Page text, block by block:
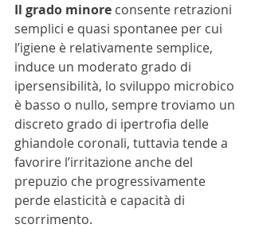
Il grado minore consente retrazioni
semplici e quasi spontanee per cui
l’igiene è relativamente semplice,
induce un moderato grado di
ipersensibilità, lo sviluppo microbico
è basso o nullo, sempre troviamo un
discreto grado di ipertrofia delle
ghiandole coronali, tuttavia tende a
favorire l’irritazione anche del
prepuzio che progressivamente
perde elasticità e capacità di
scorrimento.